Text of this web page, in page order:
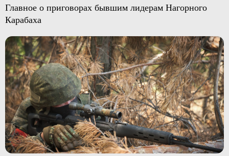
Главное о приговорах бывшим лидерам Нагорного
Карабаха